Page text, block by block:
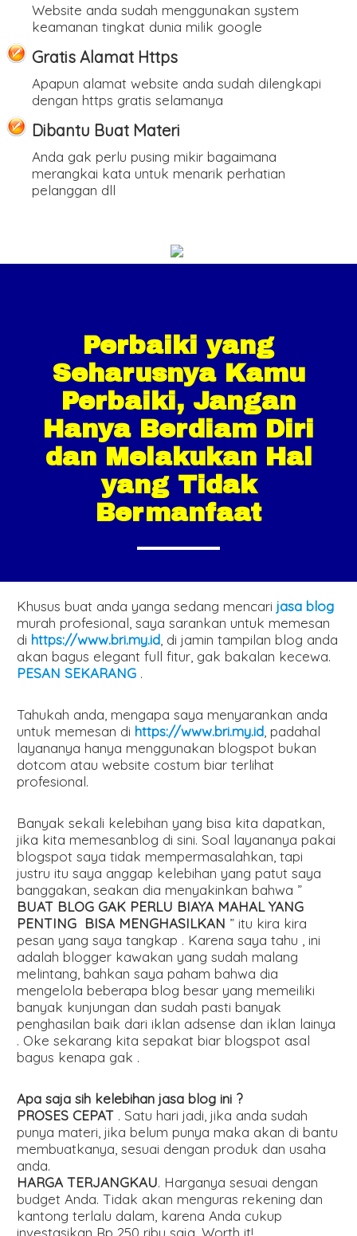
Website anda sudah menggunakan system
keamanan tingkat dunia milik google
Gratis Alamat Https
Apapun alamat website anda sudah dilengkapi
dengan https gratis selamanya
Dibantu Buat Materi
Anda gak perlu pusing mikir bagaimana
merangkai kata untuk menarik perhatian
pelanggan dll
Perbaiki yang
Seharusnya Kamu
Perbaiki, Jangan
Hanya Berdiam Diri
dan Melakukan Hal
yang Tidak
Bermanfaat
Khusus buat anda yanga sedang mencarijasa blog
murah profesional, saya sarankan untuk memesan
dihttps://www.bri.my.id , di jamin tampilan blog anda
akan bagus elegant full fitur, gak bakalan kecewa.
PESAN SEKARANG .
Tahukah anda, mengapa saya menyarankan anda
untuk memesan dihttps://www.bri.my.id , padahal
layananya hanya menggunakan blogspot bukan
dotcom atau website costum biar terlihat
profesional.
Banyak sekali kelebihan yang bisa kita dapatkan,
jika kita memesanblog di sini. Soal layananya pakai
blogspot saya tidak mempermasalahkan, tapi
justru itu saya anggap kelebihan yang patut saya
banggakan, seakan dia menyakinkan bahwa ”
BUAT BLOG GAK PERLU BIAYA MAHAL YANG
PENTING BISA MENGHASILKAN ” itu kira kira
pesan yang saya tangkap . Karena saya tahu , ini
adalah blogger kawakan yang sudah malang
melintang, bahkan saya paham bahwa dia
mengelola beberapa blog besar yang memeiliki
banyak kunjungan dan sudah pasti banyak
penghasilan baik dari iklan adsense dan iklan lainya
. Oke sekarang kita sepakat biar blogspot asal
bagus kenapa gak .
Apa saja sih kelebihan jasa blog ini ?
PROSES CEPAT . Satu hari jadi, jika anda sudah
punya materi, jika belum punya maka akan di bantu
membuatkanya, sesuai dengan produk dan usaha
anda.
HARGA TERJANGKAU. Harganya sesuai dengan
budget Anda. Tidak akan menguras rekening dan
kantong terlalu dalam, karena Anda cukup
investasikan Rp 250 ribu saja. Worth it!